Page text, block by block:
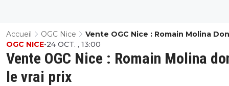
Accueil OGC Nice
Vente OGC Nice : Romain Molina
Vrai Prix
Vente OGC Nice : Romain Molina
le vrai prix
OGC NICE•24 OCT. , 13:00